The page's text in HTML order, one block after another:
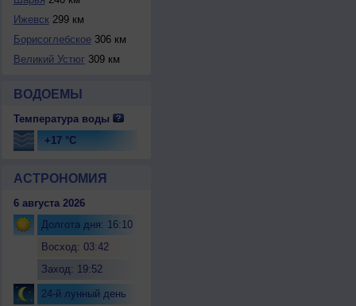
Ижевск299 км
Борисоглебское306 км
Великий Устюг 309 км
ВОДОЕМЫ
Температура воды
+17 °C
АСТРОНОМИЯ
6 августа 2026
Долгота дня: 16:10
Восход: 03:42
Заход: 19:52
24-й лунный день